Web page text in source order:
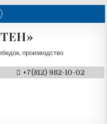
производство
+7(812) 982-10-02